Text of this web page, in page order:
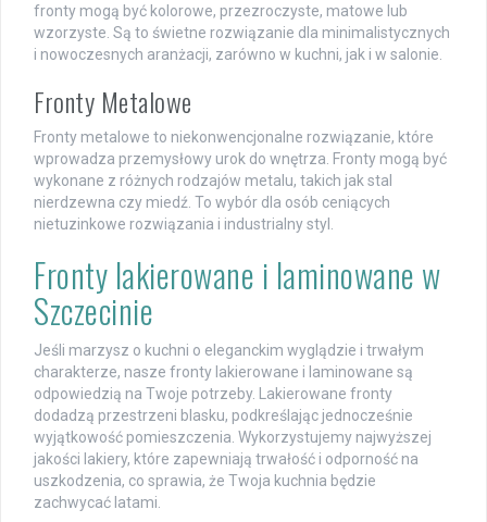
fronty mogą być kolorowe, przezroczyste, matowe lub
wzorzyste. Są to świetne rozwiązanie dla minimalistycznych
i nowoczesnych aranżacji, zarówno w kuchni, jak i w salonie.
Fronty Metalowe
Fronty metalowe to niekonwencjonalne rozwiązanie, które
wprowadza przemysłowy urok do wnętrza. Fronty mogą być
wykonane z różnych rodzajów metalu, takich jak stal
nierdzewna czy miedź. To wybór dla osób ceniących
nietuzinkowe rozwiązania i industrialny styl.
Fronty lakierowane i laminowane w
Szczecinie
Jeśli marzysz o kuchni o eleganckim wyglądzie i trwałym
charakterze, nasze fronty lakierowane i laminowane są
odpowiedzią na Twoje potrzeby. Lakierowane fronty
dodadzą przestrzeni blasku, podkreślając jednocześnie
wyjątkowość pomieszczenia. Wykorzystujemy najwyższej
jakości lakiery, które zapewniają trwałość i odporność na
uszkodzenia, co sprawia, że Twoja kuchnia będzie
zachwycać latami.